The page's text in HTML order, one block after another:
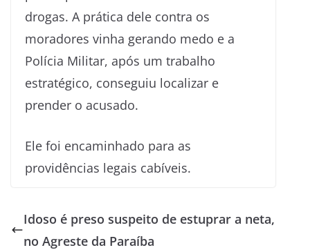
drogas. A prática dele contra os
moradores vinha gerando medo e a
Polícia Militar, após um trabalho
estratégico, conseguiu localizar e
prender o acusado.
Ele foi encaminhado para as
providências legais cabíveis.
Idoso é preso suspeito de estuprar a neta,
no Agreste da Paraíba